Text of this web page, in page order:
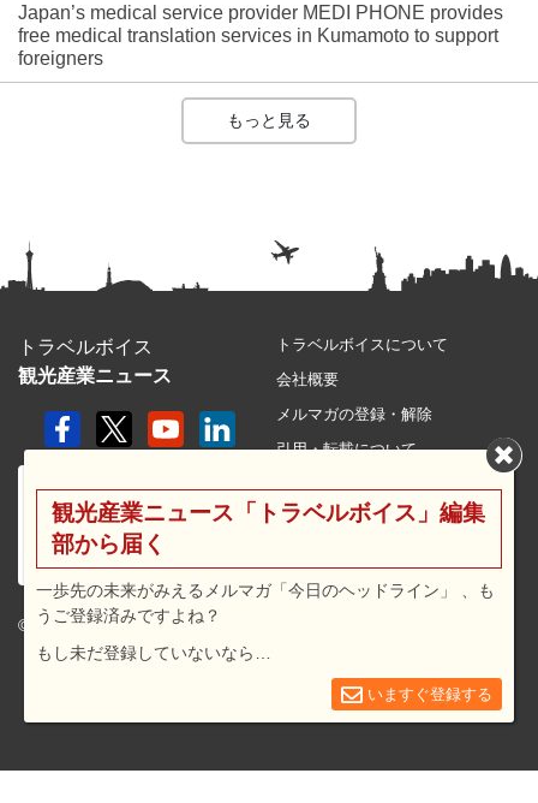
Japan’s medical service provider MEDI PHONE provides
free medical translation services in Kumamoto to support
foreigners
もっと見る
トラベルボイス
観光産業ニュース
© 2026 travel voice.
トラベルボイスについて
会社概要
メルマガの登録・解除
引用・転載について
利用規約
広告メニュー・料金
観光産業ニュース「トラベルボイス」編集
部から届く
一歩先の未来がみえるメルマガ「今日のヘッドライン」 、も
うご登録済みですよね？
もし未だ登録していないなら…
いますぐ登録する